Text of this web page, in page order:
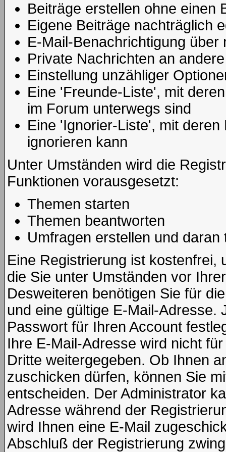
Beiträge erstellen ohne einen
Eigene Beiträge nachträglich
E-Mail-Benachrichtigung
Private Nachrichten an
Einstellung unzähliger
Eine 'Freunde-Liste', mit
im Forum unterwegs sind
Eine 'Ignorier-Liste', mit
ignorieren kann
Unter Umständen wird die
Funktionen vorausgesetzt:
Themen starten
Themen beantworten
Umfragen erstellen und daran
Eine Registrierung ist kostenfrei,
die Sie unter Umständen vor
Desweiteren benötigen Sie für
und eine gültige E-Mail-Adresse.
Passwort für Ihren Account
Ihre E-Mail-Adresse wird nicht
Dritte weitergegeben. Ob Ihnen
zuschicken dürfen, können Sie
entscheiden. Der Administrator
Adresse während der
wird Ihnen eine E-Mail
Abschluß der Registrierung